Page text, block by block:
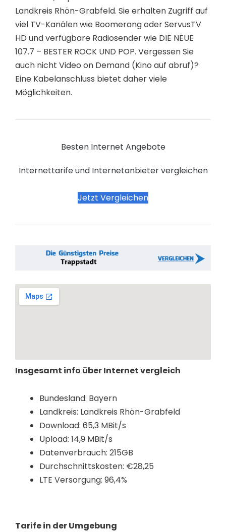
Landkreis Rhön-Grabfeld. Sie erhalten Zugriff auf
viel TV-Kanälen wie Boomerang oder ServusTV
HD und verfügbare Radiosender wie DIE NEUE
107.7 – BESTER ROCK UND POP. Vergessen Sie
auch nicht Video on Demand (Kino auf abruf)?
Eine Kabelanschluss bietet daher viele
Möglichkeiten.
Besten Internet Angebote
Internettarife und Internetanbieter vergleichen
Jetzt Vergleichen
Insgesamt info über Internet vergleich
Bundesland: Bayern
Landkreis: Landkreis Rhön-Grabfeld
Download: 65,3 MBit/s
Upload: 14,9 MBit/s
Datenverbrauch: 215GB
Durchschnittskosten: €28,25
LTE Versorgung: 96,4%
Tarife in der Umgebung